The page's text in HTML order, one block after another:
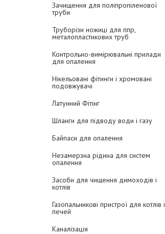
Зачищення для поліпропіленової
труби
Труборізи ножиці для ппр,
металопластикових труб
Контрольно-вимірювальні прилади
для опалення
Нікельовані фітинги і хромовані
подовжувачі
Латунний Фітінг
Шланги для підводу води і газу
Байпаси для опалення
Незамерзна рідина для систем
опалення
Засоби для чищення димоходів і
котлів
Газопальникові пристрої для котлів і
печей
Каналізація